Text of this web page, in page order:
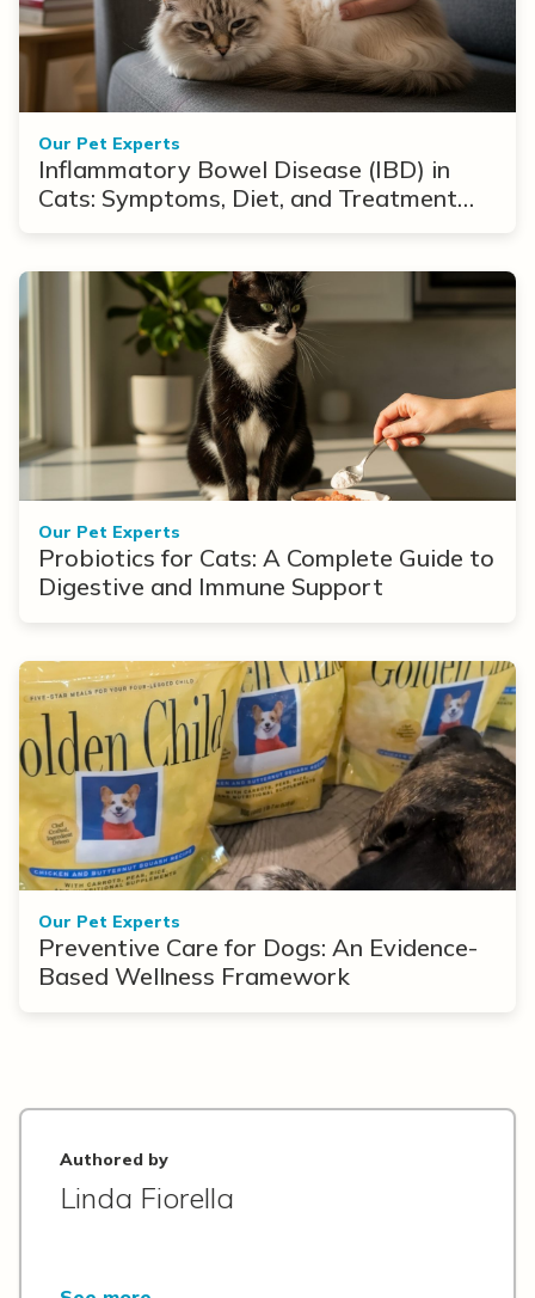
Our Pet Experts
Inflammatory Bowel Disease (IBD) in
Cats: Symptoms, Diet, and Treatment
Our Pet Experts
Probiotics for Cats: A Complete Guide to
Digestive and Immune Support
Our Pet Experts
Preventive Care for Dogs: An Evidence-
Based Wellness Framework
Authored by
Linda Fiorella